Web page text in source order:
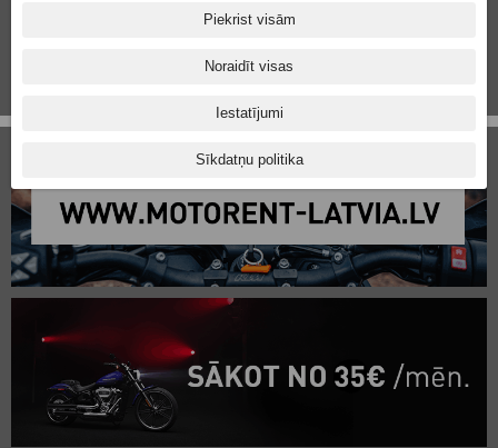
Piekrist visām
Noraidīt visas
Iestatījumi
Sīkdatņu politika